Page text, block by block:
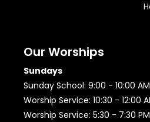
Our Worships
Sundays
Sunday School: 9:00 - 10:00 AM
Worship Service: 10:30 - 12:00
Worship Service: 5:30 - 7:30 PM